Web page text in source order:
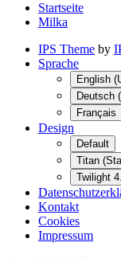
Startseite
Milka
IPS Theme by
Sprache
English
Deutsch
Français
Design
Default
Titan
Twilight
Kontakt
Cookies
Impressum